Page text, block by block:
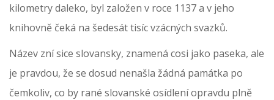
kilometry daleko, byl založen v roce 1137 a v jeho
knihovně čeká na šedesát tisíc vzácných svazků.
Název zní sice slovansky, znamená cosi jako paseka, ale
je pravdou, že se dosud nenašla žádná památka po
čemkoliv, co by rané slovanské osídlení opravdu plně